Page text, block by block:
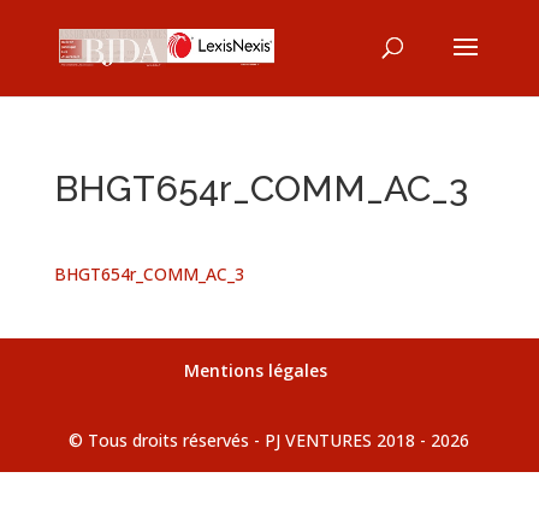
BHGT654r_COMM_AC_3
BHGT654r_COMM_AC_3
Mentions légales
© Tous droits réservés - PJ VENTURES 2018 - 2026